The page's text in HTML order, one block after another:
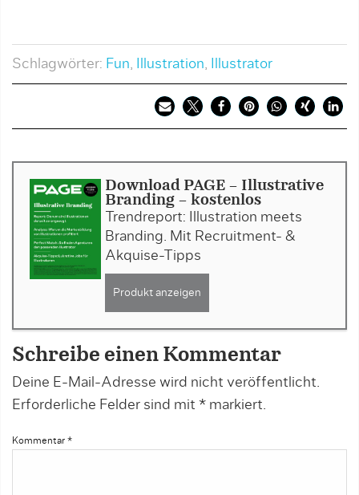
Schlagwörter: Fun, Illustration, Illustrator
Download PAGE - Illustrative
Branding - kostenlos
Trendreport: Illustration meets
Branding. Mit Recruitment- &
Akquise-Tipps
Produkt anzeigen
Schreibe einen Kommentar
Deine E-Mail-Adresse wird nicht veröffentlicht.
Erforderliche Felder sind mit * markiert.
Kommentar *